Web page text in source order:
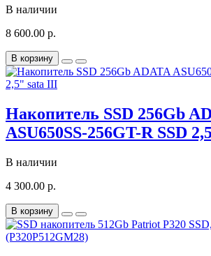
В наличии
8 600.00 р.
В корзину
Накопитель SSD 256Gb
ASU650SS-256GT-R SSD
В наличии
4 300.00 р.
В корзину